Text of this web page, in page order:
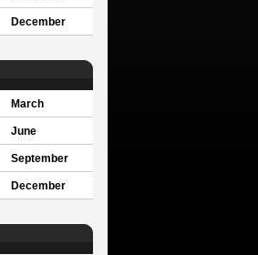
December
March
June
September
December